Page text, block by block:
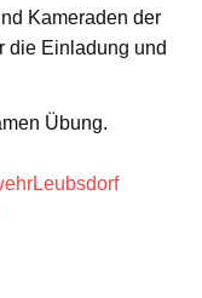
Kameraden der
die Einladung und
Übung.